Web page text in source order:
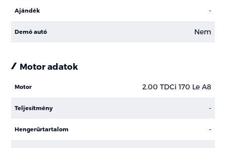
Ajándék -
Demó autó Nem
Motor adatok
Motor 2.00 TDCi 170 Le A8
Teljesítmény -
Hengerűrtartalom -